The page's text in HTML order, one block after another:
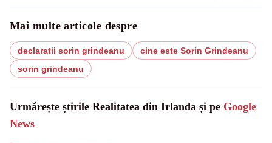
Mai multe articole despre
declaratii sorin grindeanu
cine este Sorin Grindeanu
sorin grindeanu
Urmărește știrile Realitatea din Irlanda și pe Google
News